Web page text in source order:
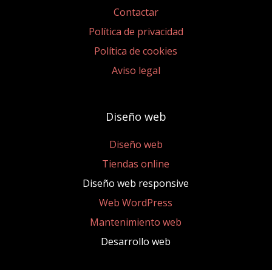
Contactar
Política de privacidad
Política de cookies
Aviso legal
Diseño web
Diseño web
Tiendas online
Diseño web responsive
Web WordPress
Mantenimiento web
Desarrollo web